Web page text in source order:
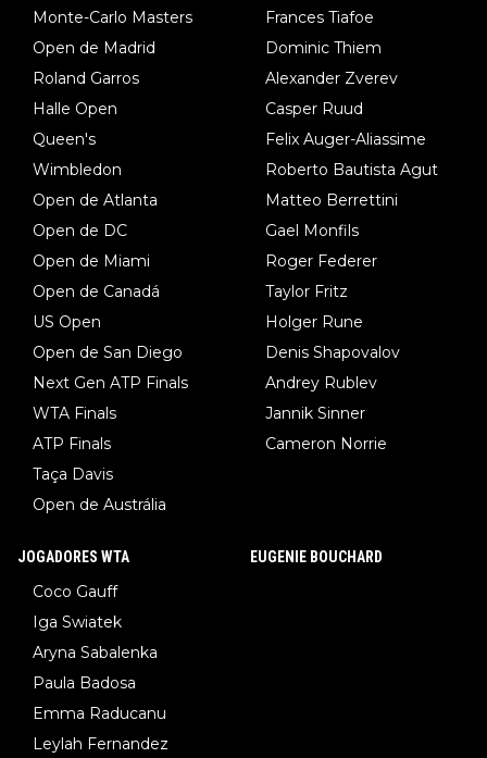
Monte-Carlo Masters
Open de Madrid
Roland Garros
Halle Open
Queen's
Wimbledon
Open de Atlanta
Open de DC
Open de Miami
Open de Canadá
US Open
Open de San Diego
Next Gen ATP Finals
WTA Finals
ATP Finals
Taça Davis
Open de Austrália
Frances Tiafoe
Dominic Thiem
Alexander Zverev
Casper Ruud
Felix Auger-Aliassime
Roberto Bautista Agut
Matteo Berrettini
Gael Monfils
Roger Federer
Taylor Fritz
Holger Rune
Denis Shapovalov
Andrey Rublev
Jannik Sinner
Cameron Norrie
JOGADORES WTA
Coco Gauff
Iga Swiatek
Aryna Sabalenka
Paula Badosa
Emma Raducanu
Leylah Fernandez
EUGENIE BOUCHARD